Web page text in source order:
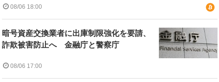
08/06 18:00
暗号資産交換業者に出庫制限強化を要請、
詐欺被害防止へ 金融庁と警察庁
08/06 17:00